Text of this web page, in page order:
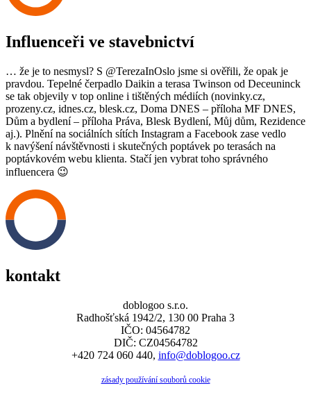
Influenceři ve stavebnictví
… že je to nesmysl? S @TerezaInOslo jsme si ověřili, že opak je
pravdou. Tepelné čerpadlo Daikin a terasa Twinson od Deceuninck
se tak objevily v top online i tištěných médiích (novinky.cz,
prozeny.cz, idnes.cz, blesk.cz, Doma DNES – příloha MF DNES,
Dům a bydlení – příloha Práva, Blesk Bydlení, Můj dům, Rezidence
aj.). Plnění na sociálních sítích Instagram a Facebook zase vedlo
k navýšení návštěvnosti i skutečných poptávek po terasách na
poptávkovém webu klienta. Stačí jen vybrat toho správného
influencera 😉
kontakt
doblogoo s.r.o.
Radhošťská 1942/2, 130 00 Praha 3
IČO: 04564782
DIČ: CZ04564782
+420 724 060 440, info@doblogoo.cz
zásady používání souborů cookie